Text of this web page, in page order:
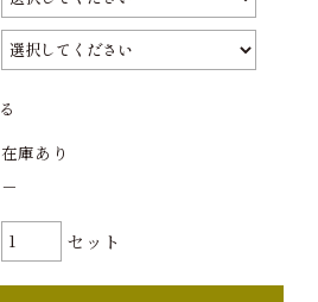
在庫あり
－
セット